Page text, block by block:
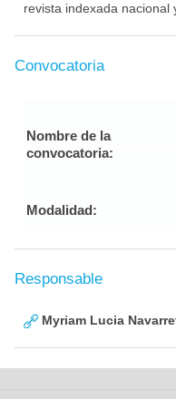
revista indexada nacional
Convocatoria
Nombre de la
convocatoria:
Modalidad:
Responsable
Myriam Lucia